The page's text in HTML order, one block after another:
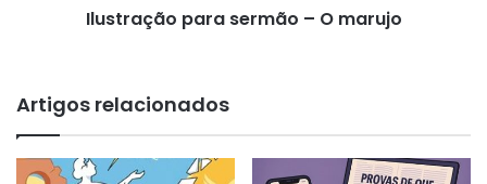
Ilustração para sermão – O marujo
Artigos relacionados